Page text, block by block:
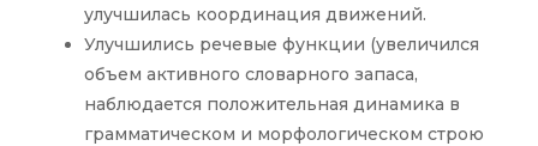
улучшилась координация движений.
Улучшились речевые функции (увеличился
объем активного словарного запаса,
наблюдается положительная динамика в
грамматическом и морфологическом строю